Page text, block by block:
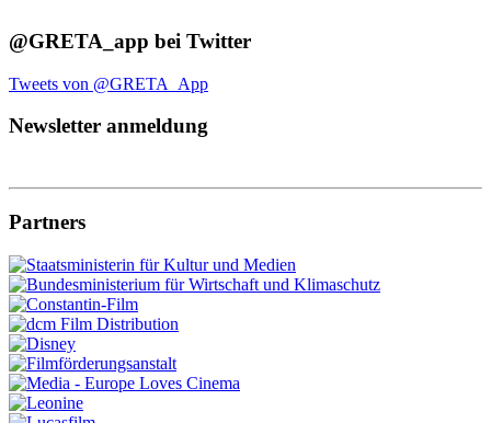
@GRETA_app bei Twitter
Tweets von @GRETA_App
Newsletter anmeldung
Partners